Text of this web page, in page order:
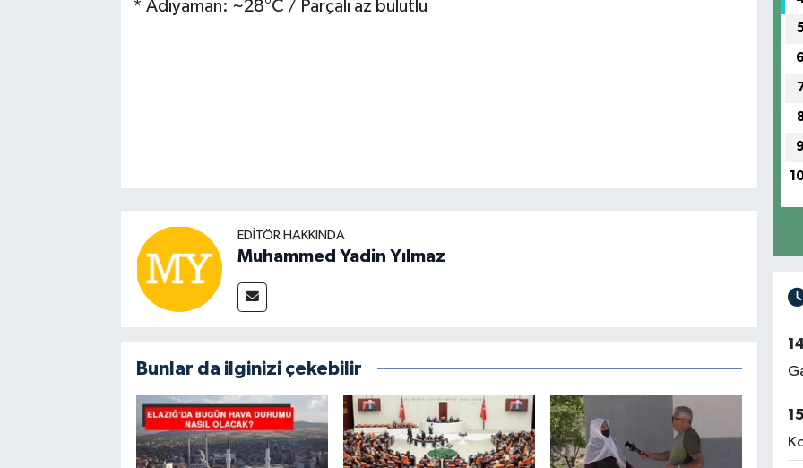
* Adıyaman: ~28°C / Parçalı az bulutlu
EDITÖR HAKKINDA
Muhammed Yadin Yılmaz
Bunlar da ilginizi çekebilir
6
9